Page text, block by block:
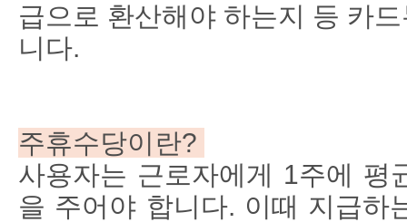
급으로 환산해야 하는지 등 카
니다.
주휴수당이란?
사용자는 근로자에게 1주에 평
을 주어야 합니다. 이때 지급하